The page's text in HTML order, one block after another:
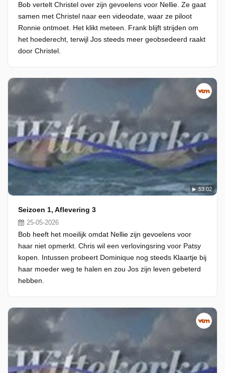
Bob vertelt Christel over zijn gevoelens voor Nellie. Ze gaat
samen met Christel naar een videodate, waar ze piloot
Ronnie ontmoet. Het klikt meteen. Frank blijft strijden om
het hoederecht, terwijl Jos steeds meer geobsedeerd raakt
door Christel.
53:02
Seizoen 1, Aflevering 3
25-05-2026
Bob heeft het moeilijk omdat Nellie zijn gevoelens voor
haar niet opmerkt. Chris wil een verlovingsring voor Patsy
kopen. Intussen probeert Dominique nog steeds Klaartje bij
haar moeder weg te halen en zou Jos zijn leven gebeterd
hebben.